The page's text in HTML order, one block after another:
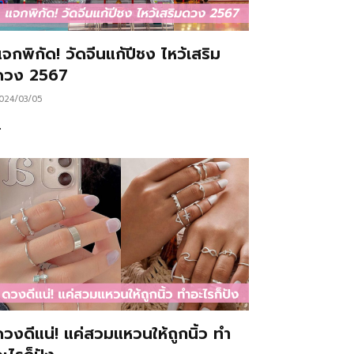
กพิกัด! วัดจีนแก้ปีชง ไหว้เสริม
ง 2567
03/05
งดีแน่! แค่สวมแหวนให้ถูกนิ้ว ทำ